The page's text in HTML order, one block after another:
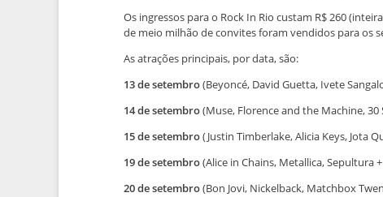
Os ingressos para o Rock In Rio custam R$ 260
de meio milhão de convites foram vendidos para os
As atrações principais, por data, são:
13 de setembro(Beyoncé, David Guetta, Ivete
14 de setembro(Muse, Florence and the Machine,
15 de setembro(Justin Timberlake, Alicia Keys, Jota
19 de setembro(Alice in Chains, Metallica, Sepultura
20 de setembro(Bon Jovi, Nickelback, Matchbox